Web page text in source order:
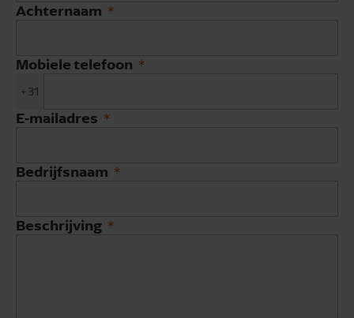
Achternaam
Mobiele telefoon
+31
E-mailadres
Bedrijfsnaam
Beschrijving